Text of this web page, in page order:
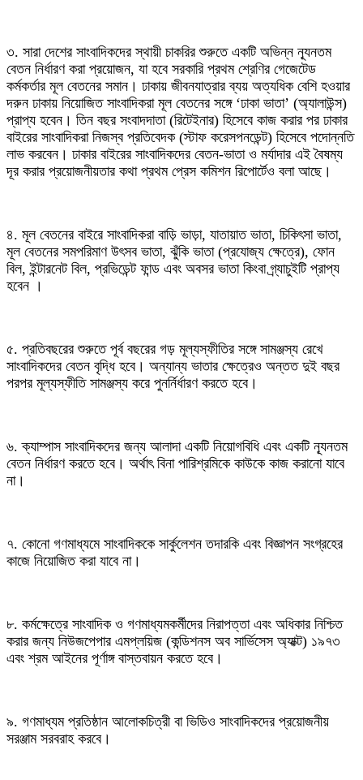
৩. সারা দেশের সাংবাদিকদের স্থায়ী চাকরির শুরুতে একটি অভিন্ন ন্যূনতম
বেতন নির্ধারণ করা প্রয়োজন, যা হবে সরকারি প্রথম শ্রেণির গেজেটেড
কর্মকর্তার মূল বেতনের সমান। ঢাকায় জীবনযাত্রার ব্যয় অত্যধিক বেশি হওয়ার
দরুন ঢাকায় নিয়োজিত সাংবাদিকরা মূল বেতনের সঙ্গে ‘ঢাকা ভাতা’ (অ্যালাউন্স)
প্রাপ্য হবেন। তিন বছর সংবাদদাতা (রিটেইনার) হিসেবে কাজ করার পর ঢাকার
বাইরের সাংবাদিকরা নিজস্ব প্রতিবেদক (স্টাফ করেসপনডেন্ট) হিসেবে পদোন্নতি
লাভ করবেন। ঢাকার বাইরের সাংবাদিকদের বেতন-ভাতা ও মর্যাদার এই বৈষম্য
দূর করার প্রয়োজনীয়তার কথা প্রথম প্রেস কমিশন রিপোর্টেও বলা আছে।
৪. মূল বেতনের বাইরে সাংবাদিকরা বাড়ি ভাড়া, যাতায়াত ভাতা, চিকিৎসা ভাতা,
মূল বেতনের সমপরিমাণ উৎসব ভাতা, ঝুঁকি ভাতা (প্রযোজ্য ক্ষেত্রে), ফোন
বিল, ইন্টারনেট বিল, প্রভিডেন্ট ফান্ড এবং অবসর ভাতা কিংবা গ্র্যাচুইটি প্রাপ্য
হবেন ।
৫. প্রতিবছরের শুরুতে পূর্ব বছরের গড় মূল্যস্ফীতির সঙ্গে সামঞ্জস্য রেখে
সাংবাদিকদের বেতন বৃদ্ধি হবে। অন্যান্য ভাতার ক্ষেত্রেও অন্তত দুই বছর
পরপর মূল্যস্ফীতি সামঞ্জস্য করে পুনর্নির্ধারণ করতে হবে।
৬. ক্যাম্পাস সাংবাদিকদের জন্য আলাদা একটি নিয়োগবিধি এবং একটি ন্যূনতম
বেতন নির্ধারণ করতে হবে। অর্থাৎ বিনা পারিশ্রমিকে কাউকে কাজ করানো যাবে
না।
৭. কোনো গণমাধ্যমে সাংবাদিককে সার্কুলেশন তদারকি এবং বিজ্ঞাপন সংগ্রহের
কাজে নিয়োজিত করা যাবে না।
৮. কর্মক্ষেত্রে সাংবাদিক ও গণমাধ্যমকর্মীদের নিরাপত্তা এবং অধিকার নিশ্চিত
করার জন্য নিউজপেপার এমপ্লয়িজ (কন্ডিশনস অব সার্ভিসেস অ্যাক্ট) ১৯৭৩
এবং শ্রম আইনের পূর্ণাঙ্গ বাস্তবায়ন করতে হবে।
৯. গণমাধ্যম প্রতিষ্ঠান আলোকচিত্রী বা ভিডিও সাংবাদিকদের প্রয়োজনীয়
সরঞ্জাম সরবরাহ করবে।